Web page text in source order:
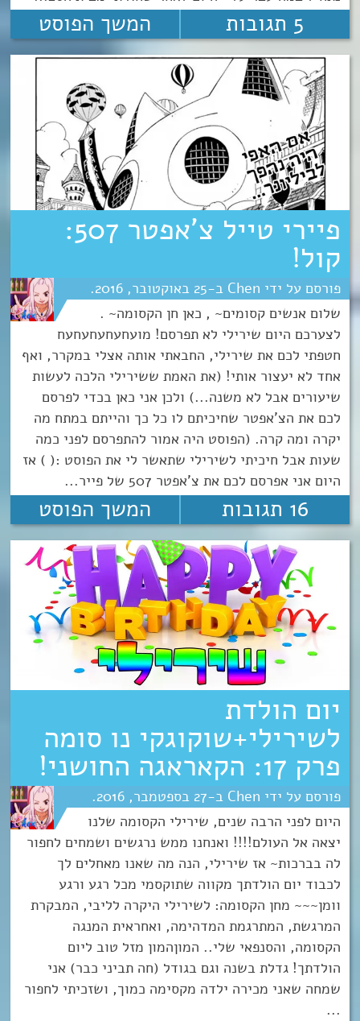
5 תגובות המשך הפוסט
פיירי טייל צ’אפטר 507:
קול!
Chen
25 אוקטובר 2016
שלום אנשים קסומים~ , כאן חן הקסומה~ .
לצערכם היום שירילי לא תפרסם! מועחעחעחעחעח
חטפתי לכם את שירילי, החבאתי אותה אצלי במקרר, ואף
אחד לא יעצור אותי! (את האמת ששירילי הלכה לעשות
שיעורים אבל לא משנה...) ולכן אני כאן בכדי לפרסם
לכם את הצ'אפטר שחיכיתם לו כל כך והייתם במתח מה
יקרה ומה קרה. (הפוסט היה אמור להתפרסם לפני כמה
שעות אבל חיכיתי לשירילי שתאשר לי את הפוסט :( ) אז
היום אני אפרסם לכם את צ'אפטר 507 של פייר...
16 תגובות המשך הפוסט
יום הולדת
לשירילי+שוקוגקי נו סומה
פרק 17: הקאראגה החושני!
Chen
27 ספטמבר 2016
היום לפני הרבה שנים, שירילי הקסומה שלנו
יצאה אל העולם!!!! ואנחנו ממש נרגשים ושמחים לחפור
לה בברכות~ אז שירילי, הנה מה שאנו מאחלים לך
לכבוד יום הולדתך מקווה שתוקסמי מכל רגע ורגע
וומן~~~ מחן הקסומה: לשירילי היקרה לליבי, המבקרת
המרגשת, המתרגמת המדהימה, ואחראית המנגה
הקסומה, והסנפאי שלי.. המוןהמון מזל טוב ליום
הולדתך! גדלת בשנה וגם בגודל (חה תביני כבר) אני
שמחה שאני מכירה ילדה מקסימה כמוך, ושזכיתי לחפור
...